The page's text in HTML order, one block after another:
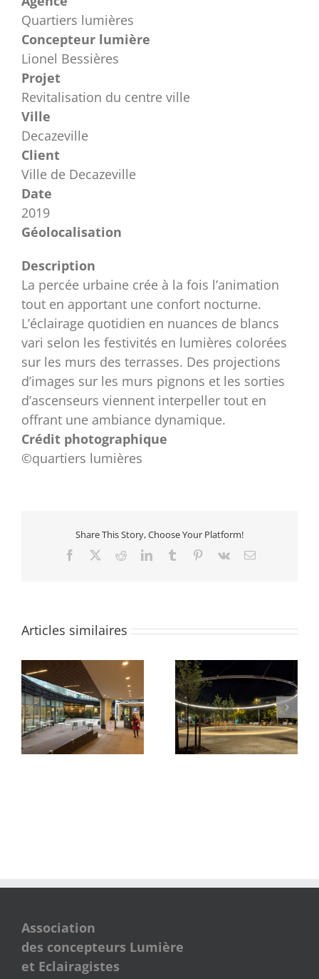
Quartiers lumières
Concepteur lumière
Lionel Bessières
Projet
Revitalisation du centre ville
Ville
Decazeville
Client
Ville de Decazeville
Date
2019
Géolocalisation
Description
La percée urbaine crée à la fois l’animation
tout en apportant une confort nocturne.
L’éclairage quotidien en nuances de blancs
vari selon les festivités en lumières colorées
sur les murs des terrasses. Des projections
d’images sur les murs pignons et les sorties
d’ascenseurs viennent interpeller tout en
offrant une ambiance dynamique.
Crédit photographique
©quartiers lumières
Share This Story, Choose Your Platform!
Facebook RedditLinkedInTumblr Pinterest
Vk Email
Articles similaires
Quartier des Groues
Parvis du Pont Neuf et
de La Samaritaine
Association
des concepteurs Lumière
et Eclairagistes